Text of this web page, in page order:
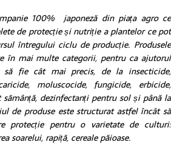
100% japoneză din piața agro ce
de protecție și nutriție a plantelor ce pot
întregului ciclu de producție. Produsele
în mai multe categorii, pentru ca ajutorul
să fie cât mai precis, de la insecticide,
moluscocide, fungicide, erbicide,
dezinfectanți pentru sol și până la
de produse este structurat astfel încât să
protecție pentru o varietate de culturi:
soarelui, rapiță, cereale păioase.